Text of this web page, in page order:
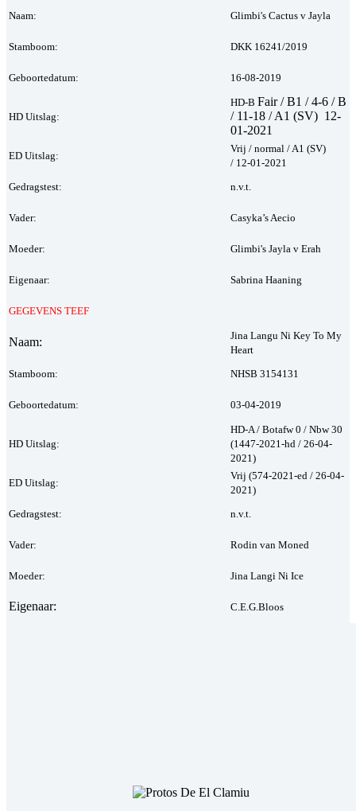
Naam: Glimbi's Cactus v Jayla
Stamboom: DKK 16241/2019
Geboortedatum: 16-08-2019
HD Uitslag:
HD-B Fair / B1 / 4-6 / B
/ 11-18 / A1 (SV) 12-
01-2021
ED Uitslag:
Vrij / normal / A1 (SV)
/ 12-01-2021
Gedragstest:
n.v.t.
Vader: Casyka’s Aecio
Moeder: Glimbi's Jayla v Erah
Eigenaar: Sabrina Haaning
GEGEVENS TEEF
Naam:
Jina Langu Ni Key To My
Heart
Stamboom:
NHSB 3154131
Geboortedatum: 03-04-2019
HD Uitslag:
HD-A / Botafw 0 / Nbw 30
(1447-2021-hd / 26-04-
2021)
ED Uitslag:
Vrij (574-2021-ed / 26-04-
2021)
Gedragstest:
n.v.t.
Vader: Rodin van Moned
Moeder: Jina Langi Ni Ice
Eigenaar: C.E.G.Bloos